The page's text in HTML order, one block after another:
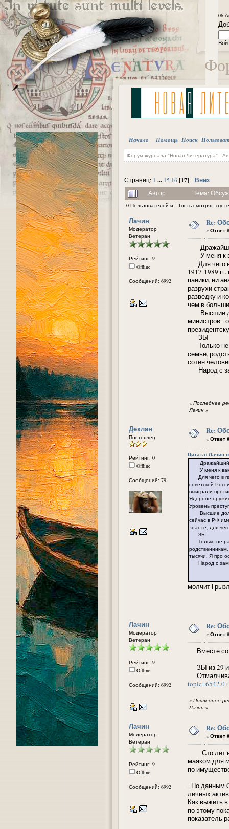
06
Начало Помощь Поиск
Форум журнала "Новая Литература"-
Страниц: 1 ... 15 16 [17] Вниз
Автор Тема:
0 Пользователей и 1 Гость смотрят эту
Лачин
Модератор
Ветеран
Рейтинг: 9
Offline
Сообщений: 6992
Re:
« Ответ
У меня к
Для чего в
1917-1989
паники, ни
разрухи
разведку и
чем в
Высшие
министров -
ЗЫ
Только не
семье,
сотен
Народ с
« Последнее
Лачин »
Деклан
Постоялец
Рейтинг: 0
Offline
Сообщений: 79
Re:
« Ответ
Цитата: Лачин
Дражайший
У меня к вам
Для чего в
советской
выиграли
Ядерное
Уровень
Высшие
сейчас в РФ
знаете, для
ЗЫ
Только не
тысячи. Я про
Народ с
молчит
Лачин
Модератор
Ветеран
Рейтинг: 9
Offline
Сообщений: 6992
Re:
« Ответ
Вместе со
ЗЫ из 29
topic=6542.0
« Последнее
Лачин »
Лачин
Модератор
Ветеран
Рейтинг: 9
Offline
Сообщений: 6992
Re:
« Ответ
Сто лет
маяком для
по
- По данным
личных
Как выжить
по этому
показатель